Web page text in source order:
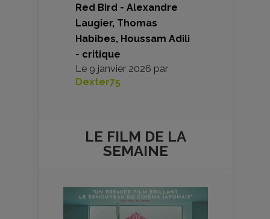
Red Bird - Alexandre
Laugier, Thomas
Habibes, Houssam Adili
- critique
Le 9 janvier 2026 par
Dexter75
LE FILM DE LA
SEMAINE